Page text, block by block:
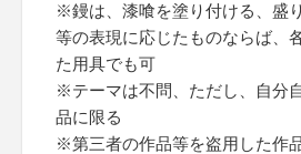
※鏝は、漆喰を塗り付ける、盛
等の表現に応じたものならば、
た用具でも可
※テーマは不問、ただし、自分
品に限る
※第三者の作品等を盗用した作